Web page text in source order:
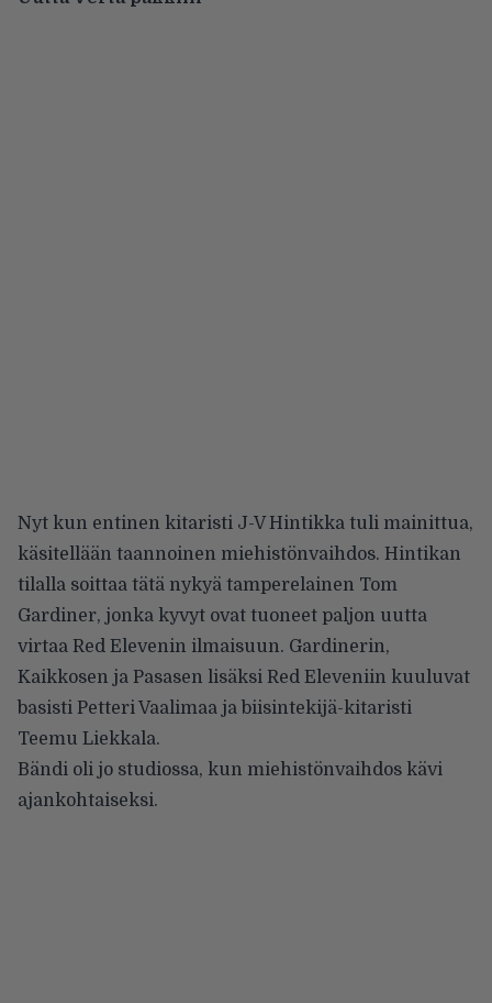
Nyt kun entinen kitaristi J-V Hintikka tuli mainittua,
käsitellään taannoinen miehistönvaihdos. Hintikan
tilalla soittaa tätä nykyä tamperelainen Tom
Gardiner, jonka kyvyt ovat tuoneet paljon uutta
virtaa Red Elevenin ilmaisuun. Gardinerin,
Kaikkosen ja Pasasen lisäksi Red Eleveniin kuuluvat
basisti Petteri Vaalimaa ja biisintekijä-kitaristi
Teemu Liekkala.
Bändi oli jo studiossa, kun miehistönvaihdos kävi
ajankohtaiseksi.